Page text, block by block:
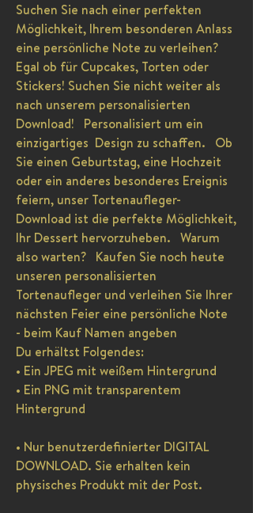
Suchen Sie nach einer perfekten
Möglichkeit, Ihrem besonderen Anlass
eine persönliche Note zu verleihen?
Egal ob für Cupcakes, Torten oder
Stickers! Suchen Sie nicht weiter als
nach unserem personalisierten
Download! Personalisiert um ein
einzigartiges Design zu schaffen. Ob
Sie einen Geburtstag, eine Hochzeit
oder ein anderes besonderes Ereignis
feiern, unser Tortenaufleger-
Download ist die perfekte Möglichkeit,
Ihr Dessert hervorzuheben. Warum
also warten? Kaufen Sie noch heute
unseren personalisierten
Tortenaufleger und verleihen Sie Ihrer
nächsten Feier eine persönliche Note
- beim Kauf Namen angeben
Du erhältst Folgendes:
• Ein JPEG mit weißem Hintergrund
• Ein PNG mit transparentem
Hintergrund
• Nur benutzerdefinierter DIGITAL
DOWNLOAD. Sie erhalten kein
physisches Produkt mit der Post.